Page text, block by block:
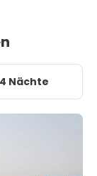
Nächte